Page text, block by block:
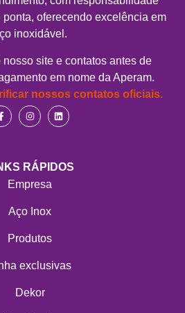
oferecendo excelência em
inoxidável.
site e contatos antes de
em nome da Aperam.
nossos contatos oficiais.
RÁPIDOS
Empresa
Aço Inox
Produtos
exclusivas
Dekor